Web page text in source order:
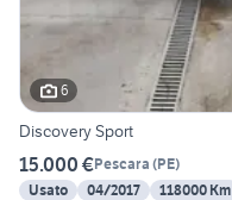
6
Discovery Sport
15.000 €Pescara (PE)
Usato
04/2017 118000 Km